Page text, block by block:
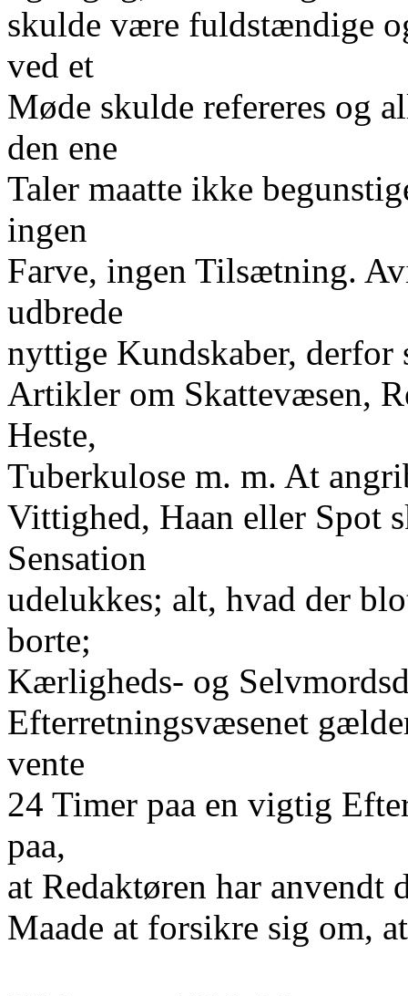
skulde være fuldstændige
ved et
Møde skulde refereres og
den ene
Taler maatte ikke
ingen
Farve, ingen Tilsætning.
udbrede
nyttige Kundskaber, derfor
Artikler om Skattevæsen,
Heste,
Tuberkulose m. m. At
Vittighed, Haan eller Spot
Sensation
udelukkes; alt, hvad der
borte;
Kærligheds- og
Efterretningsvæsenet
vente
24 Timer paa en vigtig
paa,
at Redaktøren har
Maade at forsikre sig om,